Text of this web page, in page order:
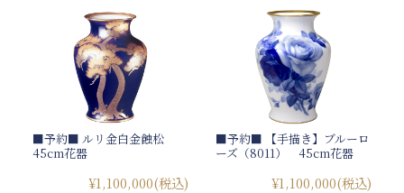
■予約■ ルリ金白金蝕松
45cm花器
¥1,100,000(税込)
■予約■ 【手描き】ブルーロ
ーズ（8011） 45cm花器
¥1,100,000(税込)